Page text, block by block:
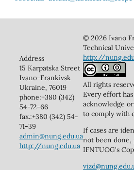
Address
15 Karpatska Street
Ivano-Frankivsk
Ukraine, 76019
phone:+380 (342)
54-72-66
fax.:+380 (342) 54-
71-39
admin@nung.edu.ua
http://nung.edu.ua
© 2026 Ivano
Technical
http://
All rights
Every effort
acknowledge
to comply with
If cases are
not been done,
IFNTUOG's